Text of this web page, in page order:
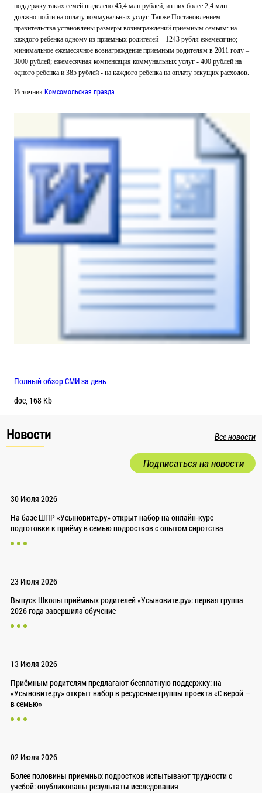
поддержку таких семей выделено 45,4 млн рублей, из них более 2,4 млн
должно пойти на оплату коммунальных услуг. Также Постановлением
правительства установлены размеры вознаграждений приемным семьям: на
каждого ребенка одному из приемных родителей – 1243 рубля ежемесячно;
минимальное ежемесячное вознаграждение приемным родителям в 2011 году –
3000 рублей; ежемесячная компенсация коммунальных услуг - 400 рублей на
одного ребенка и 385 рублей - на каждого ребенка на оплату текущих расходов.
Источник Комсомольская правда
Полный обзор СМИ за день
doc, 168 Kb
Новости Все новости
Подписаться на новости
30 Июля 2026
На базе ШПР «Усыновите.ру» открыт набор на онлайн-курс
подготовки к приёму в семью подростков с опытом сиротства
23 Июля 2026
Выпуск Школы приёмных родителей «Усыновите.ру»: первая группа
2026 года завершила обучение
13 Июля 2026
Приёмным родителям предлагают бесплатную поддержку: на
«Усыновите.ру» открыт набор в ресурсные группы проекта «С верой —
в семью»
02 Июля 2026
Более половины приемных подростков испытывают трудности с
учебой: опубликованы результаты исследования